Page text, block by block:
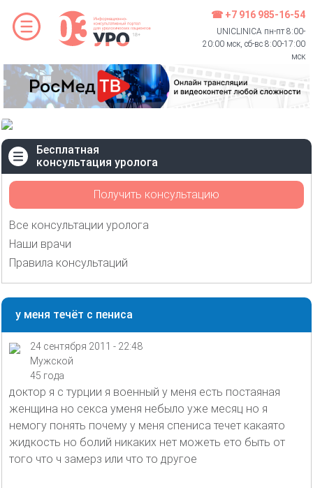
☎ +7 916 985-16-54
UNICLINICA пн-пт 8:00-
20:00 мск, сб-вс 8:00-17:00
мск
Бесплатная
консультация уролога
Получить консультацию
Все консультации уролога
Наши врачи
Правила консультаций
у меня течёт с пениса
24 сентября 2011 - 22:48
Мужской
45 года
доктор я с турции я военный у меня есть постаяная
женщина но секса уменя небыло уже месяц но я
немогу понять почему у меня спениса течет какаято
жидкость но болий никаких нет можеть ето быть от
того что ч замерз или что то другое